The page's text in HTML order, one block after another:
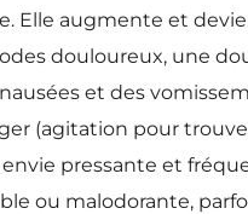
Elle augmente et
douloureux, une
et des
(agitation pour
pressante et
ou malodorante,